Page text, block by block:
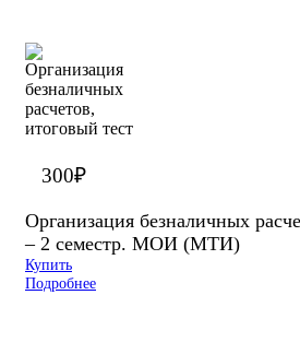
300₽
Организация безналичных
– 2 семестр. МОИ (МТИ)
Купить
Подробнее